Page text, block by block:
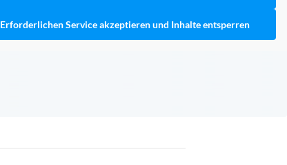
Erforderlichen Service akzeptieren und Inhalte entsperren